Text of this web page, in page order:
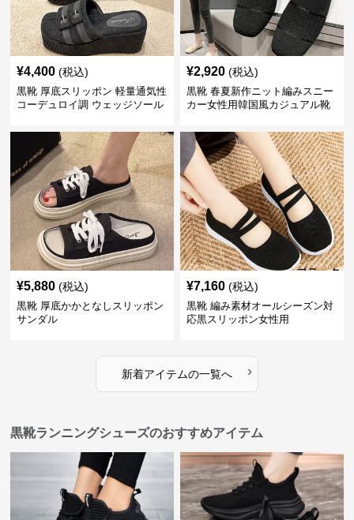
¥4,400 (税込)
黒靴 厚底スリッポン 軽量通気性
コーデュロイ調 ウェッジソール
¥2,920 (税込)
黒靴 春夏新作ニット編みスニー
カー女性用韓国風カジュアル靴
¥5,880 (税込)
黒靴 厚底かかとなしスリッポン
サンダル
¥7,160 (税込)
黒靴 編み素材オールシーズン対
応黒スリッポン女性用
新着アイテムの一覧へ ›
黒靴ランニングシューズのおすすめアイテム